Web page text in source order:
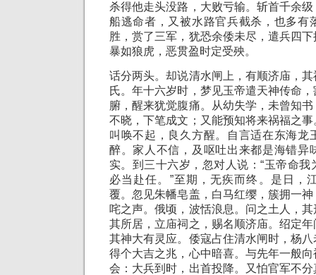
杀得他走头没路，大败亏输。斩首千余
船逃命者，又被水路官兵截杀，也多有
胜，赏了三军，犹恐余倭未尽，遣兵四
暴如狼虎，恶贯盈时定受殃。
话分两头。却说清水闸上，有顺济庙，
氏。年十六岁时，梦见玉帝遣天神传命
腑，醒来犹觉腹痛。从幼失学，未曾知
不晓，下笔成文；又能预知将来祸福之
叫唤不起，良久方醒。自言适在东海龙
醉。家人不信，及呕吐出来都是海错异
实。到三十六岁，忽对人说：“玉帝命
必当赴任。”至期，无疾而终。是日，
覆。忽见朱幡皂盖，白马红缨，簇拥一
咤之声。俄顷，波恬浪息。问之土人，
其所居，立庙祠之，赐名顺济庙。绍定
其神大有灵应。倭寇占住清水闸时，杨
得个大吉之兆，心中暗喜。与先年一般
会：大兵到时，出首投降。又怕官军不